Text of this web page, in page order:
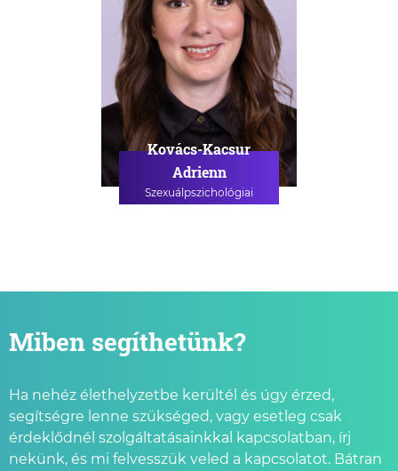
Kovács-Kacsur
Adrienn
Szexuálpszichológiai
SZEXUÁLPSZICHOLÓGIAI
Miben segíthetünk?
Ha nehéz élethelyzetbe kerültél és úgy érzed,
segítségre lenne szükséged, vagy esetleg csak
érdeklődnél szolgáltatásainkkal kapcsolatban, írj
nekünk, és mi felvesszük veled a kapcsolatot. Bátran